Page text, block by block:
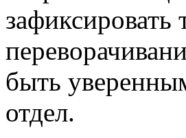
быть
отдел.